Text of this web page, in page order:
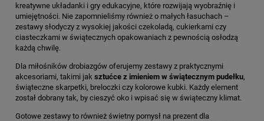
kreatywne układanki i gry edukacyjne, które rozwijają wyobraźnię i
umiejętności. Nie zapomnieliśmy również o małych łasuchach –
zestawy słodyczy z wysokiej jakości czekoladą, cukierkami czy
ciasteczkami w świątecznych opakowaniach z pewnością osłodzą
każdą chwilę.
Dla miłośników drobiazgów oferujemy zestawy z praktycznymi
akcesoriami, takimi jak sztućce z imieniem w świątecznym pudełku,
świąteczne skarpetki, breloczki czy kolorowe kubki. Każdy element
został dobrany tak, by cieszyć oko i wpisać się w świąteczny klimat.
Gotowe zestawy to również świetny pomysł na prezent dla